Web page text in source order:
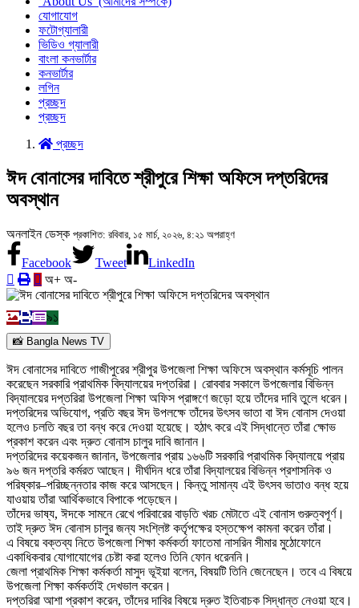
যোগাযোগ
ফটোগ্যালারী
ভিডিও গ্যালারী
বাংলা কনভার্টার
কনভার্টার
লগিন
প্রচ্ছদ
প্রচ্ছদ
প্রচ্ছদ
ঈদ বোনাসের দাবিতে শ্রীপুরে শিক্ষা অফিসে দপ্তরিদের
অবস্থান
অনলাইন ডেস্ক প্রকাশিত: রবিবার, ১৫ মার্চ, ২০২৬, ৪:২১ অপরাহ্ণ
Facebook Tweet
LinkedIn
অ+ অ-
৯১
📸 Bangla News TV
ঈদ বোনাসের দাবিতে গাজীপুরের শ্রীপুর উপজেলা শিক্ষা অফিসে অবস্থান কর্মসূচি পালন
করেছেন সরকারি প্রাথমিক বিদ্যালয়ের দপ্তরিরা। রোববার সকালে উপজেলার বিভিন্ন
বিদ্যালয়ের দপ্তরিরা উপজেলা শিক্ষা অফিস প্রাঙ্গণে জড়ো হয়ে তাঁদের দাবি তুলে ধরেন।
দপ্তরিদের অভিযোগ, প্রতি বছর ঈদ উপলক্ষে তাঁদের উৎসব ভাতা বা ঈদ বোনাস দেওয়া
হলেও চলতি বছর তা বন্ধ করে দেওয়া হয়েছে। হঠাৎ করে এই সিদ্ধান্তে তাঁরা ক্ষোভ
প্রকাশ করেন এবং দ্রুত বোনাস চালুর দাবি জানান।
দপ্তরিদের কয়েকজন জানান, উপজেলার প্রায় ১৬৬টি সরকারি প্রাথমিক বিদ্যালয়ে প্রায়
৯৬ জন দপ্তরি কর্মরত আছেন। দীর্ঘদিন ধরে তাঁরা বিদ্যালয়ের বিভিন্ন প্রশাসনিক ও
পরিষ্কার–পরিচ্ছন্নতার কাজ করে আসছেন। কিন্তু সামান্য এই উৎসব ভাতাও বন্ধ হয়ে
যাওয়ায় তাঁরা আর্থিকভাবে বিপাকে পড়েছেন।
তাঁদের ভাষ্য, ঈদকে সামনে রেখে পরিবারের বাড়তি খরচ মেটাতে এই বোনাস গুরুত্বপূর্ণ।
তাই দ্রুত ঈদ বোনাস চালুর জন্য সংশ্লিষ্ট কর্তৃপক্ষের হস্তক্ষেপ কামনা করেন তাঁরা।
এ বিষয়ে বক্তব্য নিতে উপজেলা শিক্ষা কর্মকর্তা ফাতেমা নাসরিন সীমার মুঠোফোনে
একাধিকবার যোগাযোগের চেষ্টা করা হলেও তিনি ফোন ধরেননি।
জেলা প্রাথমিক শিক্ষা কর্মকর্তা মাসুদ ভূইয়া বলেন, বিষয়টি তিনি জেনেছেন। তবে এ বিষয়ে
উপজেলা শিক্ষা কর্মকর্তাই দেখভাল করেন।
দপ্তরিরা আশা প্রকাশ করেন, তাঁদের দাবির বিষয়ে দ্রুত ইতিবাচক সিদ্ধান্ত নেওয়া হবে।